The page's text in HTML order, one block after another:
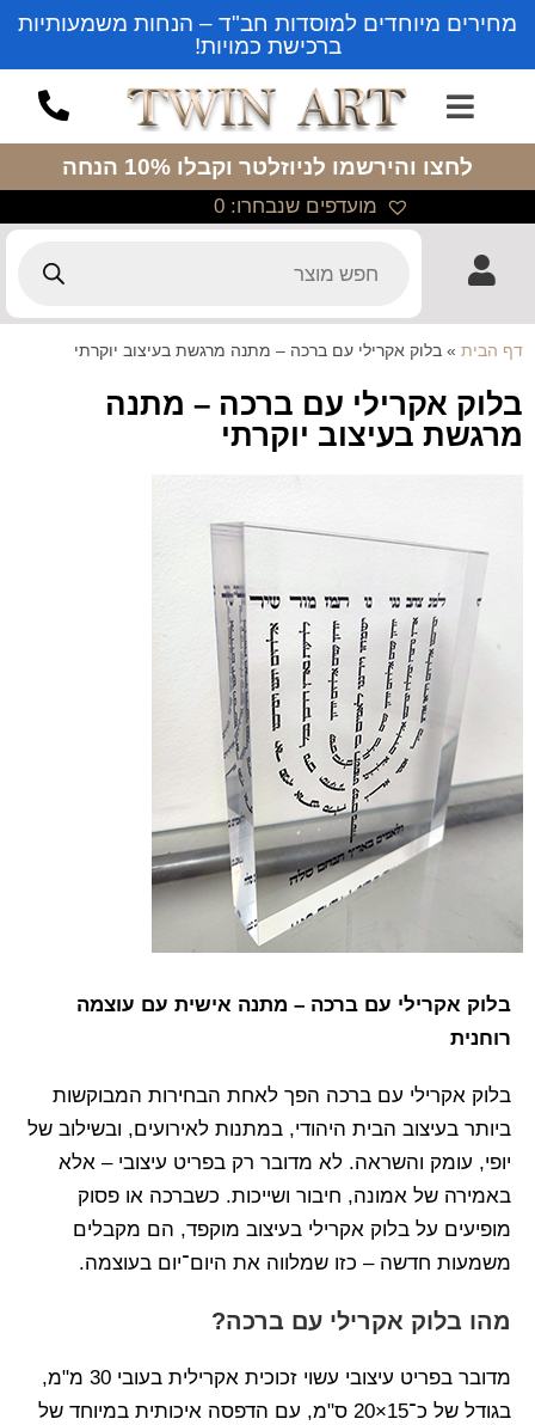
מחירים מיוחדים למוסדות חב"ד – הנחות משמעותיות
ברכישת כמויות!
לחצו והירשמו לניוזלטר וקבלו 10% הנחה
מועדפים שנבחרו: 0
דף הבית » בלוק אקרילי עם ברכה – מתנה מרגשת בעיצוב יוקרתי
בלוק אקרילי עם ברכה – מתנה
מרגשת בעיצוב יוקרתי
בלוק אקרילי עם ברכה – מתנה אישית עם עוצמה
רוחנית
בלוק אקרילי עם ברכה הפך לאחת הבחירות המבוקשות
ביותר בעיצוב הבית היהודי, במתנות לאירועים, ובשילוב של
יופי, עומק והשראה. לא מדובר רק בפריט עיצובי – אלא
באמירה של אמונה, חיבור ושייכות. כשברכה או פסוק
מופיעים על בלוק אקרילי בעיצוב מוקפד, הם מקבלים
משמעות חדשה – כזו שמלווה את היום־יום בעוצמה.
מהו בלוק אקרילי עם ברכה?
מדובר בפריט עיצובי עשוי זכוכית אקרילית בעובי 30 מ"מ,
בגודל של כ־15×20 ס"מ, עם הדפסה איכותית במיוחד של